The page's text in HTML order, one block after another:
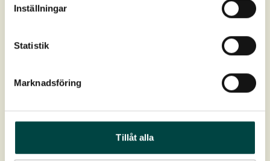
Inställningar
Statistik
Marknadsföring
Tillåt alla